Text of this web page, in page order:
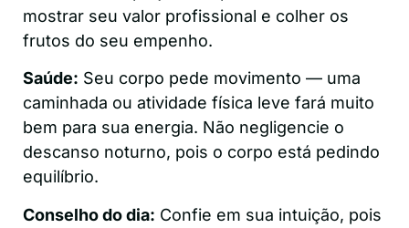
mostrar seu valor profissional e colher os
frutos do seu empenho.
Saúde: Seu corpo pede movimento — uma
caminhada ou atividade física leve fará muito
bem para sua energia. Não negligencie o
descanso noturno, pois o corpo está pedindo
equilíbrio.
Conselho do dia: Confie em sua intuição, pois